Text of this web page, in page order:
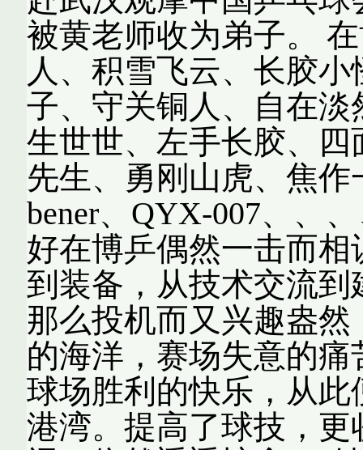
被黄老师收为弟子。
人、积雪飞云、长胶
子、守关铜人、自在
生世世、左手长胶、四
先生、勇刚山虎、焦
bener、QYX-007、、
好在博乒偶然一击而
到装备，从技术交流
那么投机而又兴趣盎
的海洋，赛场失意的
球场胜利的快乐，从
港湾。提高了球技，